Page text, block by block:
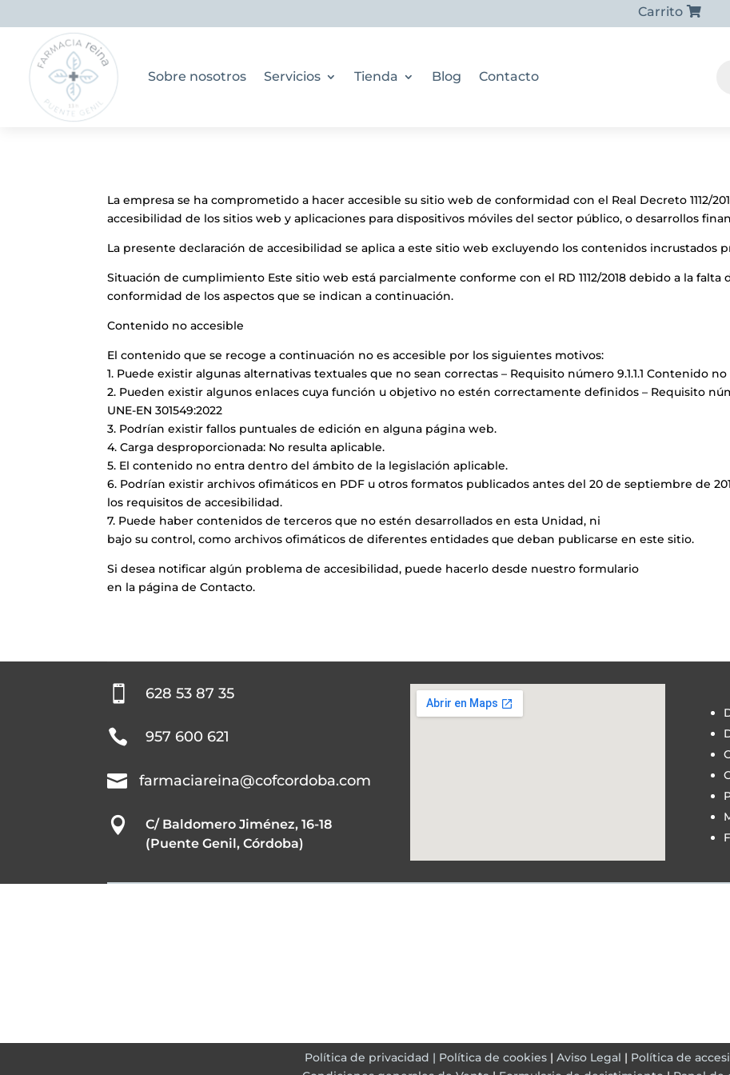
Carrito
Sobre nosotros Servicios Tienda Blog Contacto
La empresa se ha comprometido a hacer accesible su sitio web de conformidad con el Real Decreto 1112/
accesibilidad de los sitios web y aplicaciones para dispositivos móviles del sector público, o desarrollos
La presente declaración de accesibilidad se aplica a este sitio web excluyendo los contenidos incrustados
Situación de cumplimiento Este sitio web está parcialmente conforme con el RD 1112/2018 debido a la falta
conformidad de los aspectos que se indican a continuación.
Contenido no accesible
El contenido que se recoge a continuación no es accesible por los siguientes motivos:
1. Puede existir algunas alternativas textuales que no sean correctas – Requisito número 9.1.1.1 Contenido no
2. Pueden existir algunos enlaces cuya función u objetivo no estén correctamente definidos – Requisito
UNE-EN 301549:2022
3. Podrían existir fallos puntuales de edición en alguna página web.
4. Carga desproporcionada: No resulta aplicable.
5. El contenido no entra dentro del ámbito de la legislación aplicable.
6. Podrían existir archivos ofimáticos en PDF u otros formatos publicados antes del 20 de septiembre de
los requisitos de accesibilidad.
7. Puede haber contenidos de terceros que no estén desarrollados en esta Unidad, ni
bajo su control, como archivos ofimáticos de diferentes entidades que deban publicarse en este sitio.
Si desea notificar algún problema de accesibilidad, puede hacerlo desde nuestro formulario
en la página de Contacto.
 628 53 87 35
 957 600 621
 farmaciareina@cofcordoba.com

C/ Baldomero Jiménez, 16-18
(Puente Genil, Córdoba)
Política de privacidad | Política de cookies| Aviso Legal | Política de